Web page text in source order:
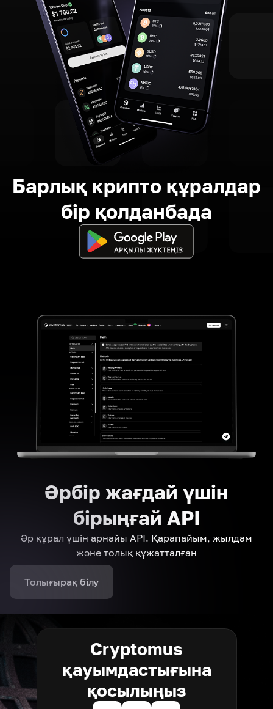
Барлық крипто құралдар
бір қолданбада
Әрбір жағдай үшін
бірыңғай API
Әр құрал үшін арнайы API. Қарапайым, жылдам
және толық құжатталған
Толығырақ білу
Cryptomus
қауымдастығына
қосылыңыз